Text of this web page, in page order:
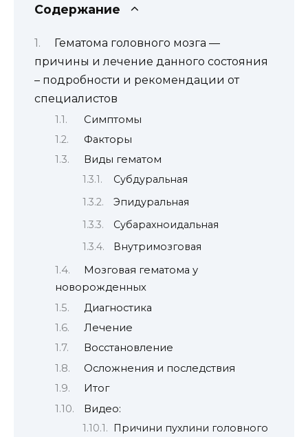
Содержание
Гематома головного мозга —
причины и лечение данного состояния
– подробности и рекомендации от
специалистов
Симптомы
Факторы
Виды гематом
Субдуральная
Эпидуральная
Субарахноидальная
Внутримозговая
Мозговая гематома у
новорожденных
Диагностика
Лечение
Восстановление
Осложнения и последствия
Итог
Видео:
Причини пухлини головного